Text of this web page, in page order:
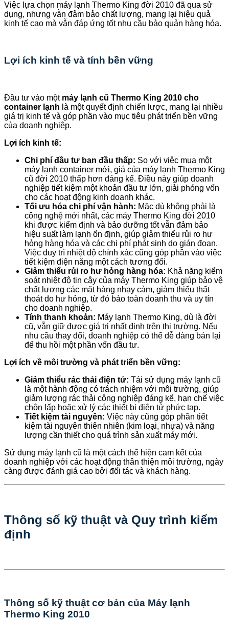
Việc lựa chọn máy lạnh Thermo King đời 2010 đã qua sử
dụng, nhưng vẫn đảm bảo chất lượng, mang lại hiệu quả
kinh tế cao mà vẫn đáp ứng tốt nhu cầu bảo quản hàng hóa.
Lợi ích kinh tế và tính bền vững
Đầu tư vào một máy lạnh cũ Thermo King 2010 cho
container lạnh là một quyết định chiến lược, mang lại nhiều
giá trị kinh tế và góp phần vào mục tiêu phát triển bền vững
của doanh nghiệp.
Lợi ích kinh tế:
Chi phí đầu tư ban đầu thấp: So với việc mua một
máy lạnh container mới, giá của máy lạnh Thermo King
cũ đời 2010 thấp hơn đáng kể. Điều này giúp doanh
nghiệp tiết kiệm một khoản đầu tư lớn, giải phóng vốn
cho các hoạt động kinh doanh khác.
Tối ưu hóa chi phí vận hành: Mặc dù không phải là
công nghệ mới nhất, các máy Thermo King đời 2010
khi được kiểm định và bảo dưỡng tốt vẫn đảm bảo
hiệu suất làm lạnh ổn định, giúp giảm thiểu rủi ro hư
hỏng hàng hóa và các chi phí phát sinh do gián đoạn.
Việc duy trì nhiệt độ chính xác cũng góp phần vào việc
tiết kiệm điện năng một cách tương đối.
Giảm thiểu rủi ro hư hỏng hàng hóa: Khả năng kiểm
soát nhiệt độ tin cậy của máy Thermo King giúp bảo vệ
chất lượng các mặt hàng nhạy cảm, giảm thiểu thất
thoát do hư hỏng, từ đó bảo toàn doanh thu và uy tín
cho doanh nghiệp.
Tính thanh khoản: Máy lạnh Thermo King, dù là đời
cũ, vẫn giữ được giá trị nhất định trên thị trường. Nếu
nhu cầu thay đổi, doanh nghiệp có thể dễ dàng bán lại
để thu hồi một phần vốn đầu tư.
Lợi ích về môi trường và phát triển bền vững:
Giảm thiểu rác thải điện tử: Tái sử dụng máy lạnh cũ
là một hành động có trách nhiệm với môi trường, giúp
giảm lượng rác thải công nghiệp đáng kể, hạn chế việc
chôn lấp hoặc xử lý các thiết bị điện tử phức tạp.
Tiết kiệm tài nguyên: Việc này cũng góp phần tiết
kiệm tài nguyên thiên nhiên (kim loại, nhựa) và năng
lượng cần thiết cho quá trình sản xuất máy mới.
Sử dụng máy lạnh cũ là một cách thể hiện cam kết của
doanh nghiệp với các hoạt động thân thiện môi trường, ngày
càng được đánh giá cao bởi đối tác và khách hàng.
Thông số kỹ thuật và Quy trình kiểm
định
Thông số kỹ thuật cơ bản của Máy lạnh
Thermo King 2010